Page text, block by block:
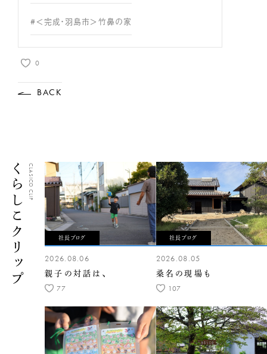
#＜完成・羽島市＞竹鼻の家
0
BACK
くらしこクリップCLASICO CLIP
社長ブログ
2026.08.06
親子の対話は、
77
社長ブログ
2026.08.05
桑名の現場も
107